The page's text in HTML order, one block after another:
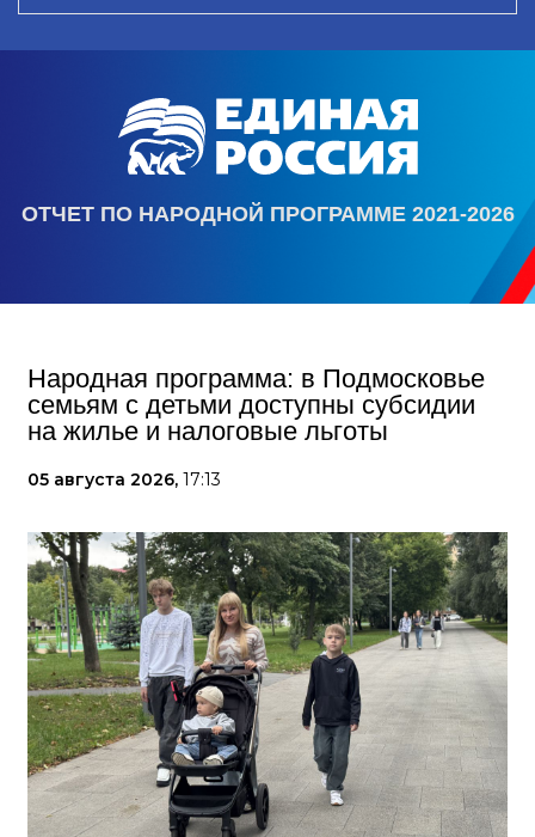
ОТЧЕТ ПО НАРОДНОЙ ПРОГРАММЕ 2021-2026
Народная программа: в Подмосковье
семьям с детьми доступны субсидии
на жилье и налоговые льготы
05 августа 2026, 17:13